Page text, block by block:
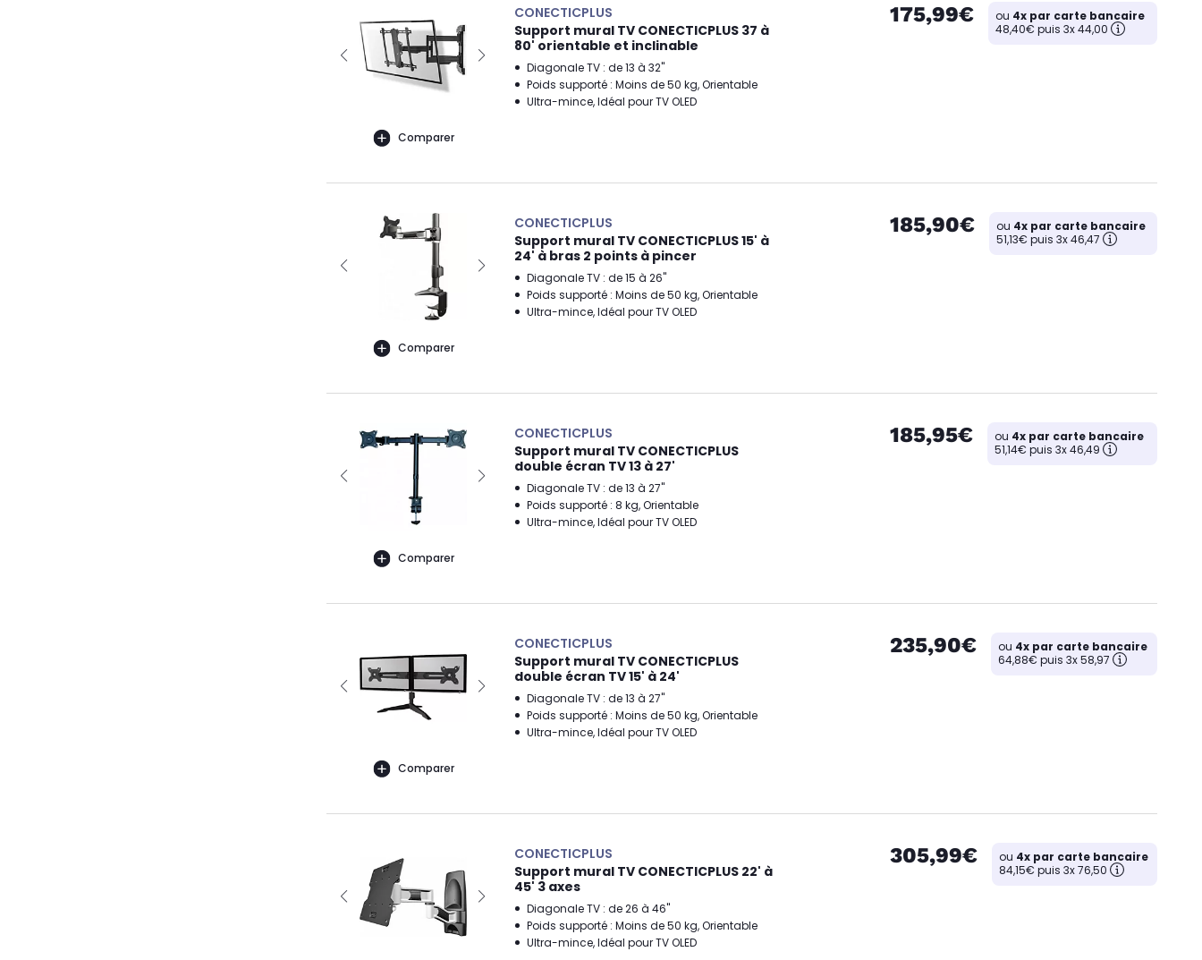
Comparer
CONECTICPLUS
Support mural TV CONECTICPLUS 37 à
80' orientable et inclinable
Diagonale TV : de 13 à 32"
Poids supporté : Moins de 50 kg, Orientable
Ultra-mince, Idéal pour TV OLED
175,99€ ou 4x par carte bancaire
48,40€ puis 3x 44,00
Comparer
CONECTICPLUS
Support mural TV CONECTICPLUS 15' à
24' à bras 2 points à pincer
Diagonale TV : de 15 à 26"
Poids supporté : Moins de 50 kg, Orientable
Ultra-mince, Idéal pour TV OLED
185,90€ ou 4x par carte bancaire
51,13€ puis 3x 46,47
Comparer
CONECTICPLUS
Support mural TV CONECTICPLUS
double écran TV 13 à 27'
Diagonale TV : de 13 à 27"
Poids supporté : 8 kg, Orientable
Ultra-mince, Idéal pour TV OLED
185,95€ ou 4x par carte bancaire
51,14€ puis 3x 46,49
Comparer
CONECTICPLUS
Support mural TV CONECTICPLUS
double écran TV 15' à 24'
Diagonale TV : de 13 à 27"
Poids supporté : Moins de 50 kg, Orientable
Ultra-mince, Idéal pour TV OLED
235,90€ ou 4x par carte bancaire
64,88€ puis 3x 58,97
CONECTICPLUS
Support mural TV CONECTICPLUS 22' à
45' 3 axes
Diagonale TV : de 26 à 46"
Poids supporté : Moins de 50 kg, Orientable
Ultra-mince, Idéal pour TV OLED
305,99€ ou 4x par carte bancaire
84,15€ puis 3x 76,50